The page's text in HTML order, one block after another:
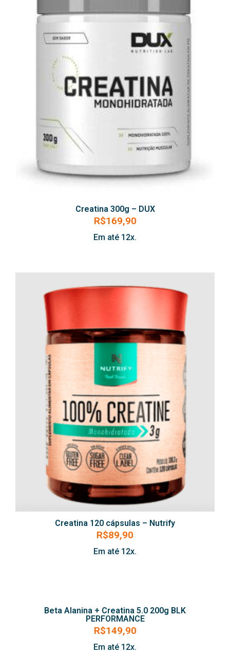
Creatina 300g – DUX
R$169,90
Em até 12x.
Creatina 120 cápsulas – Nutrify
R$89,90
Em até 12x.
Beta Alanina + Creatina 5.0 200g BLK
PERFORMANCE
R$149,90
Em até 12x.